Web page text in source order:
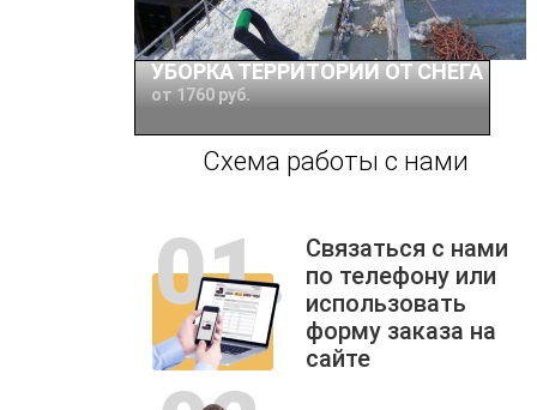
УБОРКА ТЕРРИТОРИИ ОТ СНЕГА
от 1760 руб.
Схема работы с нами
Связаться с нами
по телефону или
использовать
форму заказа на
сайте